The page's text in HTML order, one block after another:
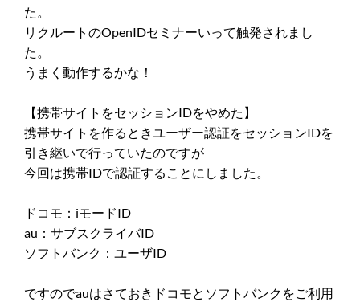
た。
リクルートのOpenIDセミナーいって触発されまし
た。
うまく動作するかな！
【携帯サイトをセッションIDをやめた】
携帯サイトを作るときユーザー認証をセッションIDを
引き継いで行っていたのですが
今回は携帯IDで認証することにしました。
ドコモ：iモードID
au：サブスクライバID
ソフトバンク：ユーザID
ですのでauはさておきドコモとソフトバンクをご利用